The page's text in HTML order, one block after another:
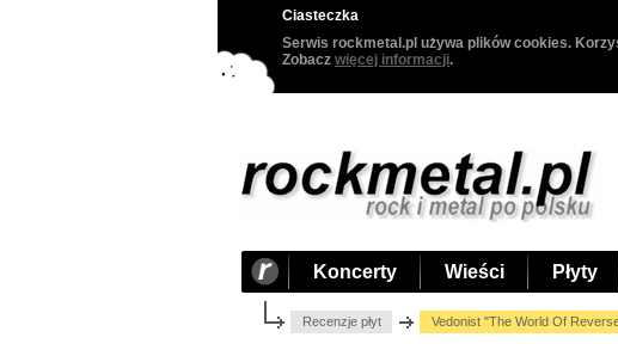
Ciasteczka
Serwis rockmetal.pl używa plików cookies.
Zobacz więcej informacji.
Koncerty Wieści Płyty
Recenzje płyt Vedonist "The World Of